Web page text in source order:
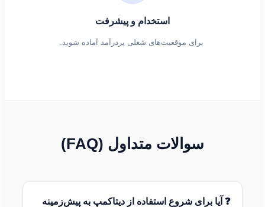
استخدام و پیشرفت
برای موقعیت‌های شغلی پردرآمد آماده شوید.
سوالات متداول (FAQ)
❓ آیا برای شروع استفاده از دیتاکمپ به پیش‌زمینه